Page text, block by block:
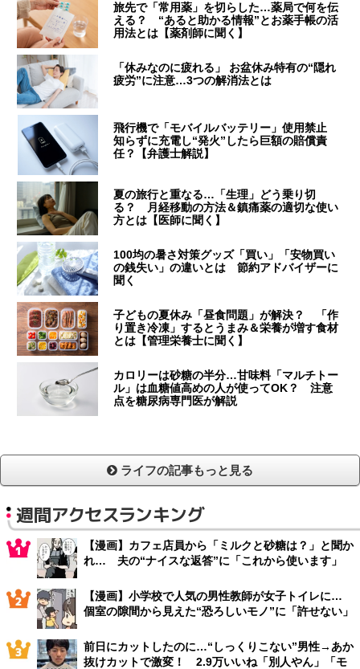
旅先で「常用薬」を切らした…薬局で何を伝
える？ “あると助かる情報”とお薬手帳の活
用法とは【薬剤師に聞く】
「休みなのに疲れる」 お盆休み特有の“隠れ
疲労”に注意…3つの解消法とは
飛行機で「モバイルバッテリー」使用禁止
知らずに充電し“発火”したら巨額の賠償責
任？【弁護士解説】
夏の旅行と重なる…「生理」どう乗り切
る？ 月経移動の方法＆鎮痛薬の適切な使い
方とは【医師に聞く】
100均の暑さ対策グッズ「買い」「安物買い
の銭失い」の違いとは 節約アドバイザーに
聞く
子どもの夏休み「昼食問題」が解決？ 「作
り置き冷凍」するとうまみ＆栄養が増す食材
とは【管理栄養士に聞く】
カロリーは砂糖の半分…甘味料「マルチトー
ル」は血糖値高めの人が使ってOK？ 注意
点を糖尿病専門医が解説
ライフの記事もっと見る
週間アクセスランキング
【漫画】カフェ店員から「ミルクと砂糖は？」と聞か
れ… 夫の“ナイスな返答”に「これから使います」
【漫画】小学校で人気の男性教師が女子トイレに…
個室の隙間から見えた“恐ろしいモノ”に「許せない」
前日にカットしたのに…“しっくりこない”男性→あか
抜けカットで激変！ 2.9万いいね「別人やん」「モ